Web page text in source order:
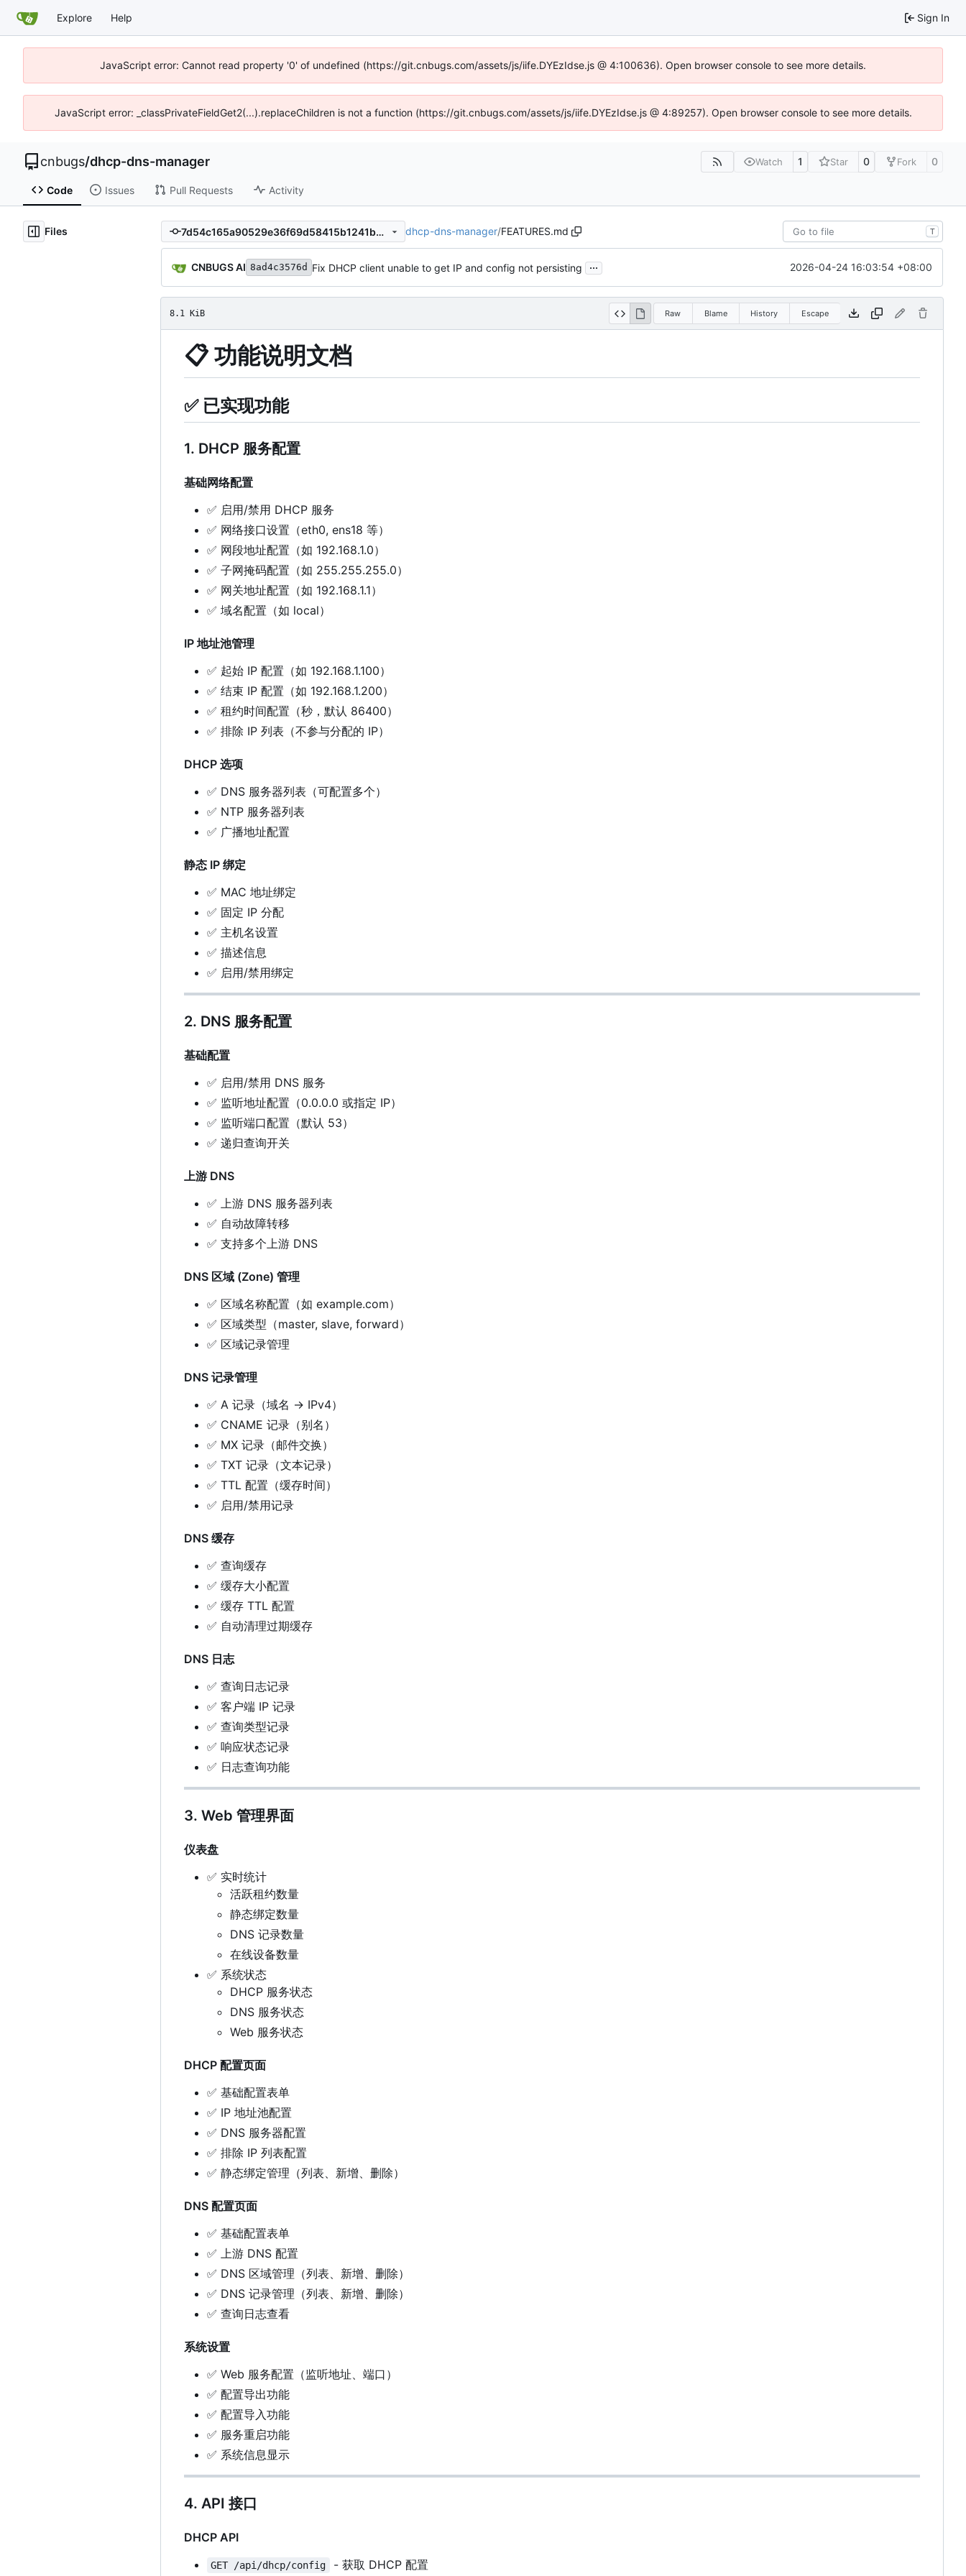
Explore Help Sign In
JavaScript error: Cannot read property '0' of undefined (https://git.cnbugs.com/assets/js/iife.DYEzIdse.js @ 4:100636). Open browser console to see more details.
JavaScript error: _classPrivateFieldGet2(...).replaceChildren is not a function (https://git.cnbugs.com/assets/js/iife.DYEzIdse.js @ 4:89257). Open browser console to see more details.
cnbugs/dhcp-dns-manager Watch 1 Star 0 Fork 0
Code Issues Pull Requests Activity
Files 7d54c165a90529e36f69d58415b1241bb5992026 dhcp-dns-manager/FEATURES.md T
CNBUGS AI 8ad4c3576d Fix DHCP client unable to get IP and config not persisting ... 2026-04-24 16:03:54 +08:00
8.1 KiB Raw Blame History Escape
📋 功能说明文档
✅已实现功能
1. DHCP 服务配置
基础网络配置
✅ 启用/禁用 DHCP 服务
✅ 网络接口设置（eth0, ens18 等）
✅ 网段地址配置（如 192.168.1.0）
✅ 子网掩码配置（如 255.255.255.0）
✅ 网关地址配置（如 192.168.1.1）
✅ 域名配置（如 local）
IP 地址池管理
✅ 起始 IP 配置（如 192.168.1.100）
✅ 结束 IP 配置（如 192.168.1.200）
✅ 租约时间配置（秒，默认 86400）
✅ 排除 IP 列表（不参与分配的 IP）
DHCP 选项
✅ DNS 服务器列表（可配置多个）
✅ NTP 服务器列表
✅ 广播地址配置
静态 IP 绑定
✅ MAC 地址绑定
✅ 固定 IP 分配
✅ 主机名设置
✅ 描述信息
✅ 启用/禁用绑定
2. DNS 服务配置
基础配置
✅ 启用/禁用 DNS 服务
✅ 监听地址配置（0.0.0.0 或指定 IP）
✅ 监听端口配置（默认 53）
✅ 递归查询开关
上游 DNS
✅ 上游 DNS 服务器列表
✅ 自动故障转移
✅ 支持多个上游 DNS
DNS 区域 (Zone) 管理
✅ 区域名称配置（如 example.com）
✅ 区域类型（master, slave, forward）
✅ 区域记录管理
DNS 记录管理
✅ A 记录（域名 → IPv4）
✅ CNAME 记录（别名）
✅ MX 记录（邮件交换）
✅ TXT 记录（文本记录）
✅ TTL 配置（缓存时间）
✅ 启用/禁用记录
DNS 缓存
✅ 查询缓存
✅ 缓存大小配置
✅ 缓存 TTL 配置
✅ 自动清理过期缓存
DNS 日志
✅ 查询日志记录
✅ 客户端 IP 记录
✅ 查询类型记录
✅ 响应状态记录
✅ 日志查询功能
3. Web 管理界面
仪表盘
✅ 实时统计
活跃租约数量
静态绑定数量
DNS 记录数量
在线设备数量
✅ 系统状态
DHCP 服务状态
DNS 服务状态
Web 服务状态
DHCP 配置页面
✅ 基础配置表单
✅ IP 地址池配置
✅ DNS 服务器配置
✅ 排除 IP 列表配置
✅ 静态绑定管理（列表、新增、删除）
DNS 配置页面
✅ 基础配置表单
✅ 上游 DNS 配置
✅ DNS 区域管理（列表、新增、删除）
✅ DNS 记录管理（列表、新增、删除）
✅ 查询日志查看
系统设置
✅ Web 服务配置（监听地址、端口）
✅ 配置导出功能
✅ 配置导入功能
✅ 服务重启功能
✅ 系统信息显示
4. API 接口
DHCP API
GET /api/dhcp/config - 获取 DHCP 配置